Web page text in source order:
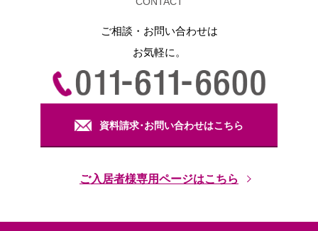
ご相談・お問い合わせは
お気軽に。
資料請求･お問い合わせはこちら
ご入居者様専用ページはこちら